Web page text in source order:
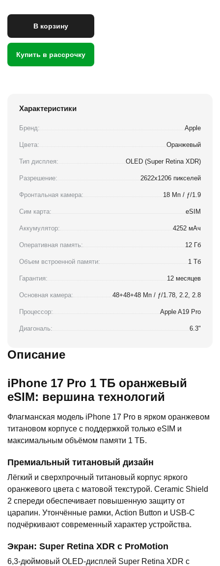
В корзину
Купить в рассрочку
Характеристики
Бренд: Apple
Цвета: Оранжевый
Тип дисплея: OLED (Super Retina XDR)
Разрешение: 2622x1206 пикселей
Фронтальная камера: 18 Мп / ƒ/1.9
Сим карта: eSIM
Аккумулятор: 4252 мАч
Оперативная память: 12 Гб
Объем встроенной памяти: 1 Тб
Гарантия: 12 месяцев
Основная камера: 48+48+48 Мп / ƒ/1.78, 2.2, 2.8
Процессор: Apple A19 Pro
Диагональ: 6.3"
Описание
iPhone 17 Pro 1 ТБ оранжевый
eSIM: вершина технологий
Флагманская модель iPhone 17 Pro в ярком оранжевом
титановом корпусе с поддержкой только eSIM и
максимальным объёмом памяти 1 ТБ.
Премиальный титановый дизайн
Лёгкий и сверхпрочный титановый корпус яркого
оранжевого цвета с матовой текстурой. Ceramic Shield
2 спереди обеспечивает повышенную защиту от
царапин. Утончённые рамки, Action Button и USB-C
подчёркивают современный характер устройства.
Экран: Super Retina XDR с ProMotion
6,3-дюймовый OLED-дисплей Super Retina XDR с